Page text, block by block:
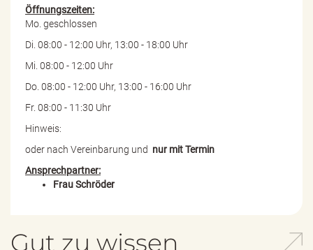
Öffnungszeiten:
Mo. geschlossen
Di. 08:00 - 12:00 Uhr, 13:00 - 18:00 Uhr
Mi. 08:00 - 12:00 Uhr
Do. 08:00 - 12:00 Uhr, 13:00 - 16:00 Uhr
Fr. 08:00 - 11:30 Uhr
Hinweis:
oder nach Vereinbarung und nur mit Termin
Ansprechpartner:
Frau Schröder
Gut zu wissen